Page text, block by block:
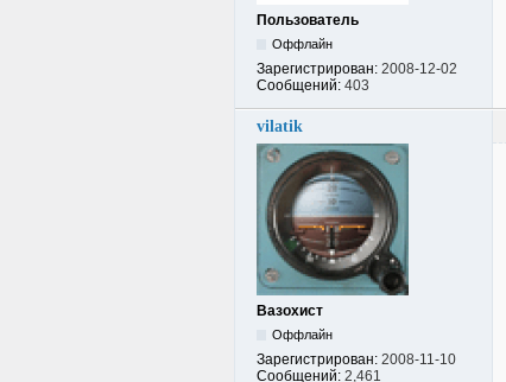
Пользователь
Оффлайн
Зарегистрирован: 2008-12-02
Сообщений: 403
vilatik
Вазохист
Оффлайн
Зарегистрирован: 2008-11-10
Сообщений: 2,461